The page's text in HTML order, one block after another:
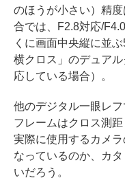
のほうが小さい）精
合では、F2.8対応/
くに画面中央縦に並
横クロス」のデュア
応している場合）。
他のデジタル一眼レ
フレームはクロス測
実際に使用するカメ
なっているのか、カ
いだろう。